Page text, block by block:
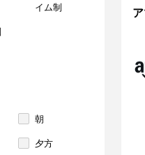
イム制
朝
夕方